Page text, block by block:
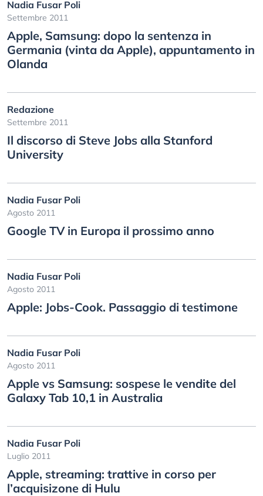
Nadia Fusar Poli
Settembre 2011
Apple, Samsung: dopo la sentenza in
Germania (vinta da Apple), appuntamento in
Olanda
Redazione
Settembre 2011
Il discorso di Steve Jobs alla Stanford
University
Nadia Fusar Poli
Agosto 2011
Google TV in Europa il prossimo anno
Nadia Fusar Poli
Agosto 2011
Apple: Jobs-Cook. Passaggio di testimone
Nadia Fusar Poli
Agosto 2011
Apple vs Samsung: sospese le vendite del
Galaxy Tab 10,1 in Australia
Nadia Fusar Poli
Luglio 2011
Apple, streaming: trattive in corso per
l’acquisizone di Hulu